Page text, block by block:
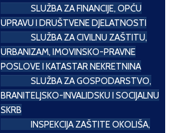
SLUŽBA ZA FINANCIJE, OPĆU
UPRAVU I DRUŠTVENE DJELATNOSTI
SLUŽBA ZA CIVILNU ZAŠTITU,
URBANIZAM, IMOVINSKO-PRAVNE
POSLOVE I KATASTAR NEKRETNINA
SLUŽBA ZA GOSPODARSTVO,
BRANITELJSKO-INVALIDSKU I SOCIJALNU
SKRB
INSPEKCIJA ZAŠTITE OKOLIŠA,